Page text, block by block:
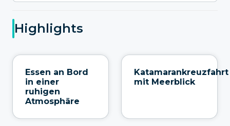
Highlights
Essen an Bord
in einer
ruhigen
Atmosphäre
Katamarankreuzfahrt
mit Meerblick